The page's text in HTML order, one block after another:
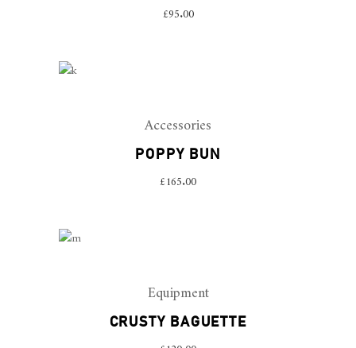
£95.00
Accessories
POPPY BUN
£165.00
Equipment
CRUSTY BAGUETTE